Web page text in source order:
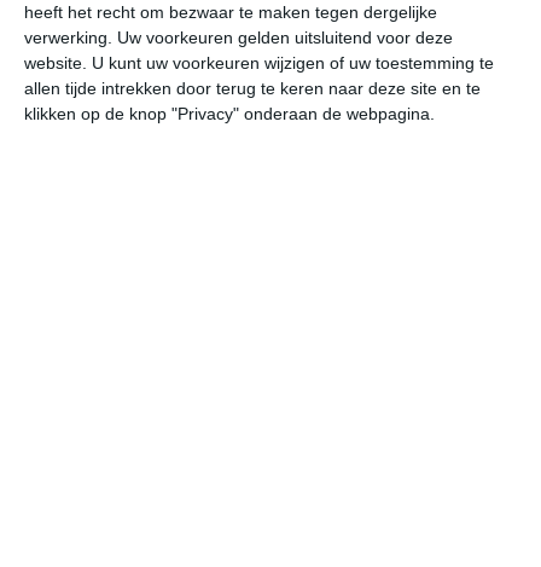
heeft het recht om bezwaar te maken tegen dergelijke
verwerking. Uw voorkeuren gelden uitsluitend voor deze
website. U kunt uw voorkeuren wijzigen of uw toestemming te
allen tijde intrekken door terug te keren naar deze site en te
klikken op de knop "Privacy" onderaan de webpagina.
12:00 15:00 18:00 21:00 00:00